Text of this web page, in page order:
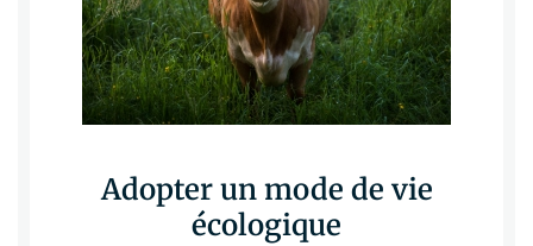
Adopter un mode de vie
écologique